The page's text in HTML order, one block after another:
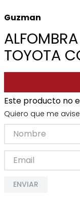
Guzman
TOYOTA
Este producto no
Quiero que me
ENVIAR